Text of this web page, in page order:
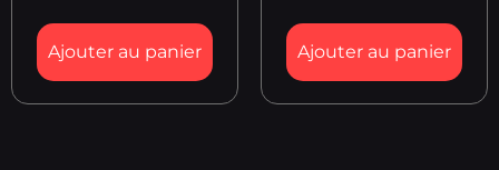
Ajouter au panier Ajouter au panier